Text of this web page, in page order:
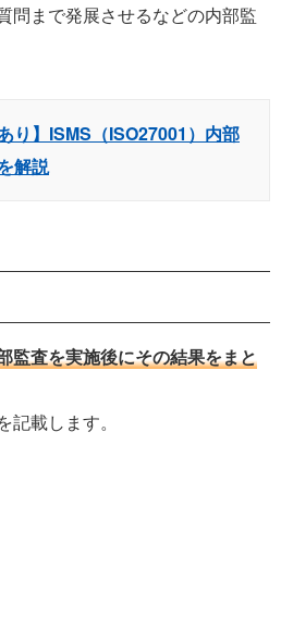
問まで発展させるなどの内部監
り】ISMS（ISO27001）内部
解説
監査を実施後にその結果をまと
載します。